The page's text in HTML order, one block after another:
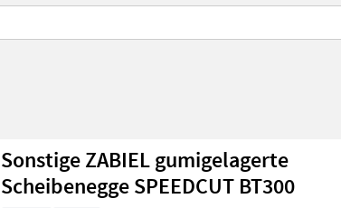
Sonstige ZABIEL gumigelagerte
Scheibenegge SPEEDCUT BT300